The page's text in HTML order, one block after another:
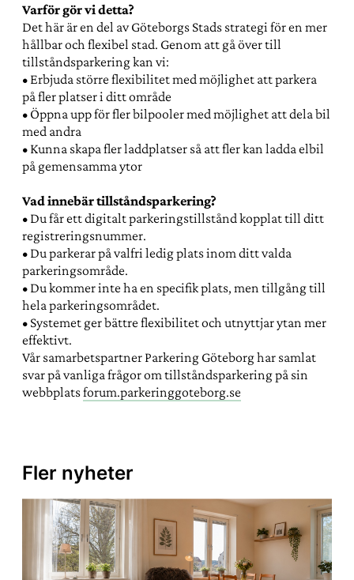
Varför gör vi detta?
Det här är en del av Göteborgs Stads strategi för en mer
hållbar och flexibel stad. Genom att gå över till
tillståndsparkering kan vi:
• Erbjuda större flexibilitet med möjlighet att parkera
på fler platser i ditt område
• Öppna upp för fler bilpooler med möjlighet att dela bil
med andra
• Kunna skapa fler laddplatser så att fler kan ladda elbil
på gemensamma ytor
Vad innebär tillståndsparkering?
• Du får ett digitalt parkeringstillstånd kopplat till ditt
registreringsnummer.
• Du parkerar på valfri ledig plats inom ditt valda
parkeringsområde.
• Du kommer inte ha en specifik plats, men tillgång till
hela parkeringsområdet.
• Systemet ger bättre flexibilitet och utnyttjar ytan mer
effektivt.
Vår samarbetspartner Parkering Göteborg har samlat
svar på vanliga frågor om tillståndsparkering på sin
webbplatsforum.parkeringgoteborg.se
Fler nyheter